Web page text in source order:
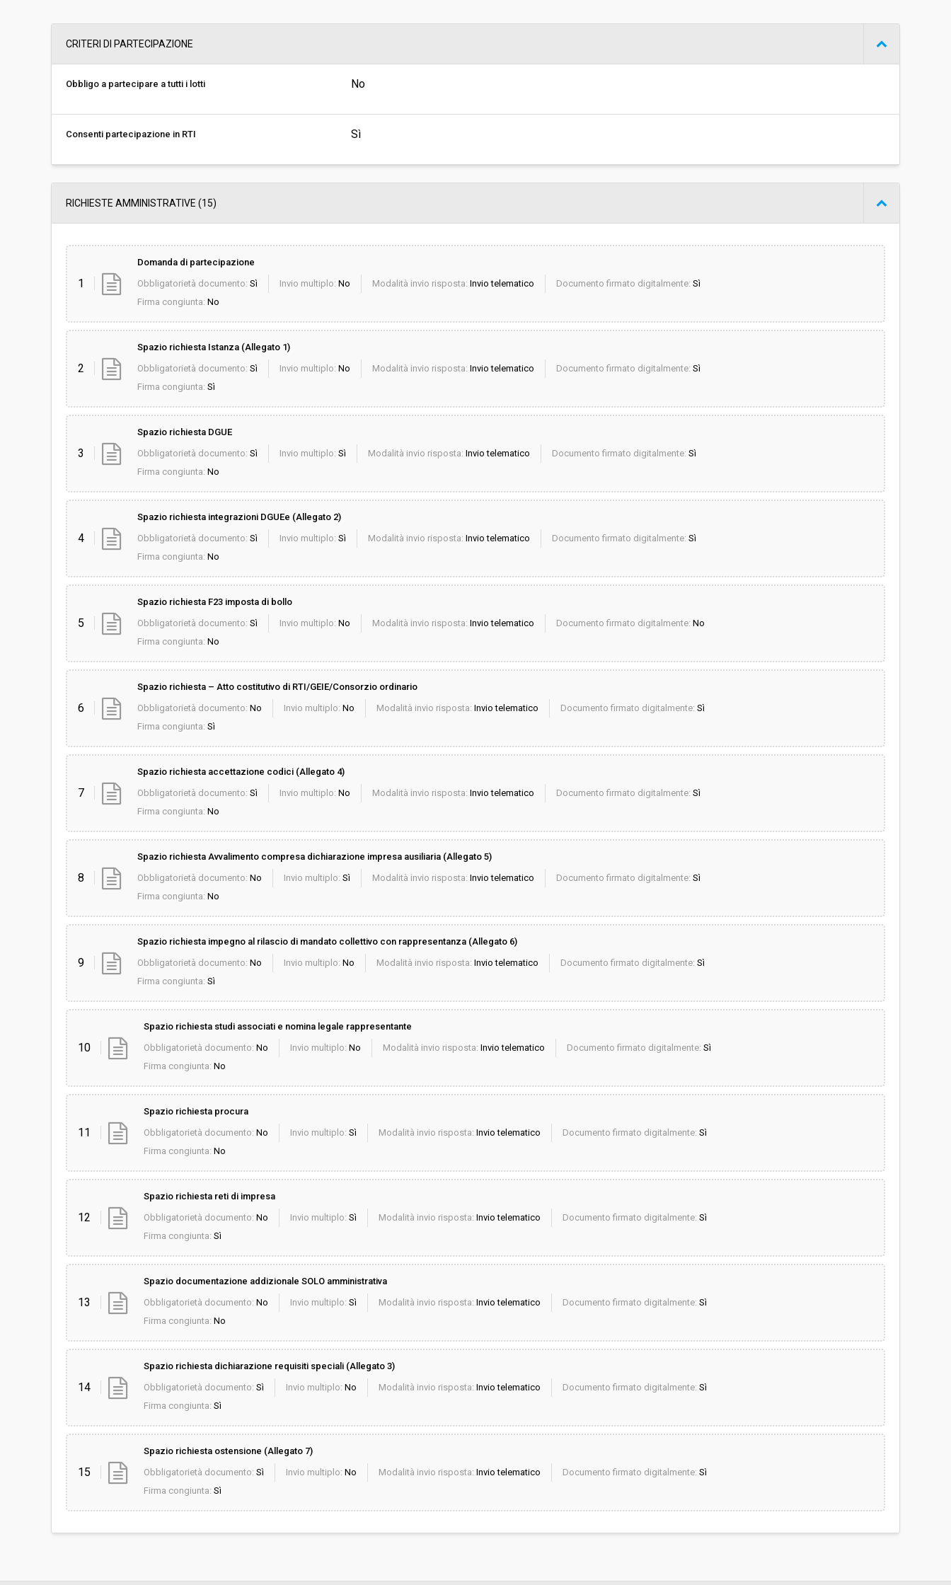
CRITERI DI PARTECIPAZIONE
Obbligo a partecipare a tutti i lotti No
Consenti partecipazione in RTI Sì
RICHIESTE AMMINISTRATIVE (15)
1
Domanda di partecipazione
Obbligatorietà documento: Sì Invio multiplo: No Modalità invio risposta: Invio telematico Documento firmato digitalmente: Sì
Firma congiunta: No
2
Spazio richiesta Istanza (Allegato 1)
Obbligatorietà documento: Sì Invio multiplo: No Modalità invio risposta: Invio telematico Documento firmato digitalmente: Sì
Firma congiunta: Sì
3
Spazio richiesta DGUE
Obbligatorietà documento: Sì Invio multiplo: Sì Modalità invio risposta: Invio telematico Documento firmato digitalmente: Sì
Firma congiunta: No
4
Spazio richiesta integrazioni DGUEe (Allegato 2)
Obbligatorietà documento: Sì Invio multiplo: Sì Modalità invio risposta: Invio telematico Documento firmato digitalmente: Sì
Firma congiunta: No
5
Spazio richiesta F23 imposta di bollo
Obbligatorietà documento: Sì Invio multiplo: No Modalità invio risposta: Invio telematico Documento firmato digitalmente: No
Firma congiunta: No
6
Spazio richiesta – Atto costitutivo di RTI/GEIE/Consorzio ordinario
Obbligatorietà documento: No Invio multiplo: No Modalità invio risposta: Invio telematico Documento firmato digitalmente: Sì
Firma congiunta: Sì
7
Spazio richiesta accettazione codici (Allegato 4)
Obbligatorietà documento: Sì Invio multiplo: No Modalità invio risposta: Invio telematico Documento firmato digitalmente: Sì
Firma congiunta: No
8
Spazio richiesta Avvalimento compresa dichiarazione impresa ausiliaria (Allegato 5)
Obbligatorietà documento: No Invio multiplo: Sì Modalità invio risposta: Invio telematico Documento firmato digitalmente: Sì
Firma congiunta: No
9
Spazio richiesta impegno al rilascio di mandato collettivo con rappresentanza (Allegato 6)
Obbligatorietà documento: No Invio multiplo: No Modalità invio risposta: Invio telematico Documento firmato digitalmente: Sì
Firma congiunta: Sì
10
Spazio richiesta studi associati e nomina legale rappresentante
Obbligatorietà documento: No Invio multiplo: No Modalità invio risposta: Invio telematico Documento firmato digitalmente: Sì
Firma congiunta: No
11
Spazio richiesta procura
Obbligatorietà documento: No Invio multiplo: Sì Modalità invio risposta: Invio telematico Documento firmato digitalmente: Sì
Firma congiunta: No
12
Spazio richiesta reti di impresa
Obbligatorietà documento: No Invio multiplo: Sì Modalità invio risposta: Invio telematico Documento firmato digitalmente: Sì
Firma congiunta: Sì
13
Spazio documentazione addizionale SOLO amministrativa
Obbligatorietà documento: No Invio multiplo: Sì Modalità invio risposta: Invio telematico Documento firmato digitalmente: Sì
Firma congiunta: No
14
Spazio richiesta dichiarazione requisiti speciali (Allegato 3)
Obbligatorietà documento: Sì Invio multiplo: No Modalità invio risposta: Invio telematico Documento firmato digitalmente: Sì
Firma congiunta: Sì
15
Spazio richiesta ostensione (Allegato 7)
Obbligatorietà documento: Sì Invio multiplo: No Modalità invio risposta: Invio telematico Documento firmato digitalmente: Sì
Firma congiunta: Sì